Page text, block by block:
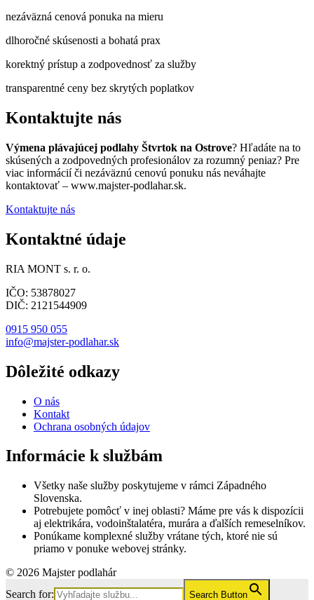
nezáväzná cenová ponuka na mieru
dlhoročné skúsenosti a bohatá prax
korektný prístup a zodpovednosť za služby
transparentné ceny bez skrytých poplatkov
Kontaktujte nás
Výmena plávajúcej podlahy Štvrtok na Ostrove? Hľadáte na to
skúsených a zodpovedných profesionálov za rozumný peniaz? Pre
viac informácií či nezáväznú cenovú ponuku nás neváhajte
kontaktovať – www.majster-podlahar.sk.
Kontaktujte nás
Kontaktné údaje
RIA MONT s. r. o.
IČO: 53878027
DIČ: 2121544909
0915 950 055
info@majster-podlahar.sk
Dôležité odkazy
O nás
Kontakt
Ochrana osobných údajov
Informácie k službám
Všetky naše služby poskytujeme v rámci Západného
Slovenska.
Potrebujete pomôcť v inej oblasti? Máme pre vás k dispozícii
aj elektrikára, vodoinštalatéra, murára a ďalších remeselníkov.
Ponúkame komplexné služby vrátane tých, ktoré nie sú
priamo v ponuke webovej stránky.
© 2026 Majster podlahár
Search for:
Search Button